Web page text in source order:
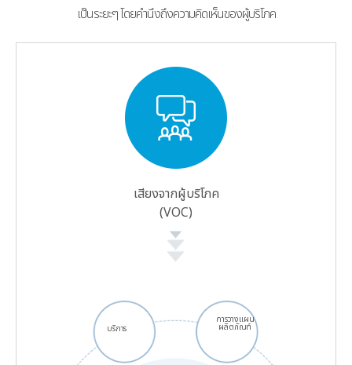
เป็นระยะๆ โดยคำนึงถึงความคิดเห็นของผู้บริโภค
เสียงจากผู้บริโภค
(VOC)
บริการ
การวางแผน
ผลิตภัณฑ์